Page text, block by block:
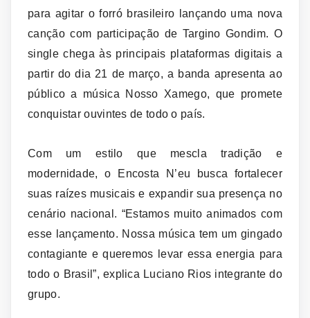
para agitar o forró brasileiro lançando uma nova
canção com participação de Targino Gondim. O
single chega às principais plataformas digitais a
partir do dia 21 de março, a banda apresenta ao
público a música Nosso Xamego, que promete
conquistar ouvintes de todo o país.
Com um estilo que mescla tradição e
modernidade, o Encosta N’eu busca fortalecer
suas raízes musicais e expandir sua presença no
cenário nacional. “Estamos muito animados com
esse lançamento. Nossa música tem um gingado
contagiante e queremos levar essa energia para
todo o Brasil”, explica Luciano Rios integrante do
grupo.